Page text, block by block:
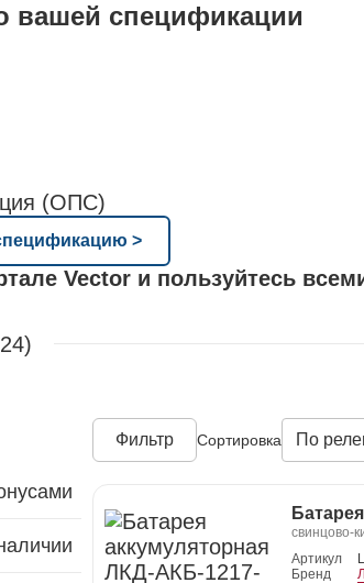
вашей спецификации
(ОПС)
>
Vector и пользуйтесь
Фильтр Сортировка По
свинцово-
Артикул
Бренд